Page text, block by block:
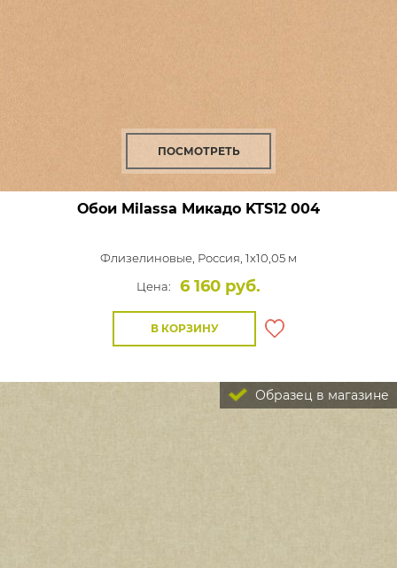
ПОСМОТРЕТЬ
Обои Milassa Микадо KTS12 004
Флизелиновые, Россия, 1x10,05 м
Цена:
6 160 руб.
В КОРЗИНУ
Образец в магазине